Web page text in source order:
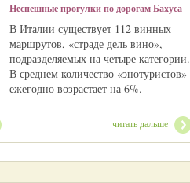
Неспешные прогулки по дорогам Бахуса
В Италии существует 112 винных
маршрутов, «страде дель вино»,
подразделяемых на четыре категории.
В среднем количество «энотуристов»
ежегодно возрастает на 6%.
читать дальше